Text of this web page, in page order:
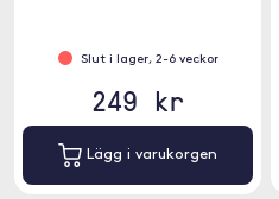
Slut i lager, 2-6 veckor
249 kr
Lägg i varukorgen